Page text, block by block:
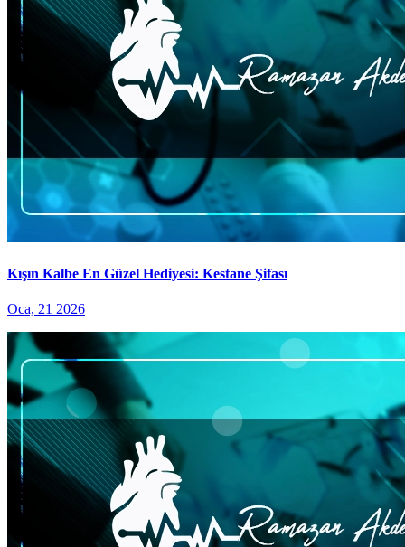
Kışın Kalbe En Güzel Hediyesi: Kestane Şifası
Oca, 21 2026